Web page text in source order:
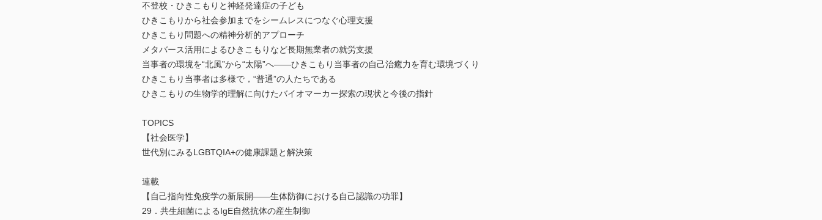
不登校・ひきこもりと神経発達症の子ども
ひきこもりから社会参加までをシームレスにつなぐ心理支援
ひきこもり問題への精神分析的アプローチ
メタバース活用によるひきこもりなど長期無業者の就労支援
当事者の環境を“北風”から“太陽”へ――ひきこもり当事者の自己治癒力を育む環境づくり
ひきこもり当事者は多様で，“普通”の人たちである
ひきこもりの生物学的理解に向けたバイオマーカー探索の現状と今後の指針
TOPICS
【社会医学】
世代別にみるLGBTQIA+の健康課題と解決策
連載
【自己指向性免疫学の新展開――生体防御における自己認識の功罪】
29．共生細菌によるIgE自然抗体の産生制御